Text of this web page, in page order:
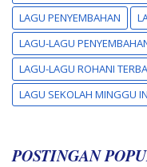
LAGU PENYEMBAHAN
LAGU-LAGU
LAGU-LAGU ROHANI
LAGU SEKOLAH MINGGU
POSTINGAN